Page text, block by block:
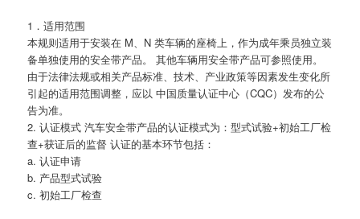
1．适用范围
本规则适用于安装在 M、N 类车辆的座椅上，作为成年乘员独立装
备单独使用的安全带产品。 其他车辆用安全带产品可参照使用。
由于法律法规或相关产品标准、技术、产业政策等因素发生变化所
引起的适用范围调整，应以 中国质量认证中心（CQC）发布的公
告为准。
2. 认证模式 汽车安全带产品的认证模式为：型式试验+初始工厂检
查+获证后的监督 认证的基本环节包括：
a. 认证申请
b. 产品型式试验
c. 初始工厂检查